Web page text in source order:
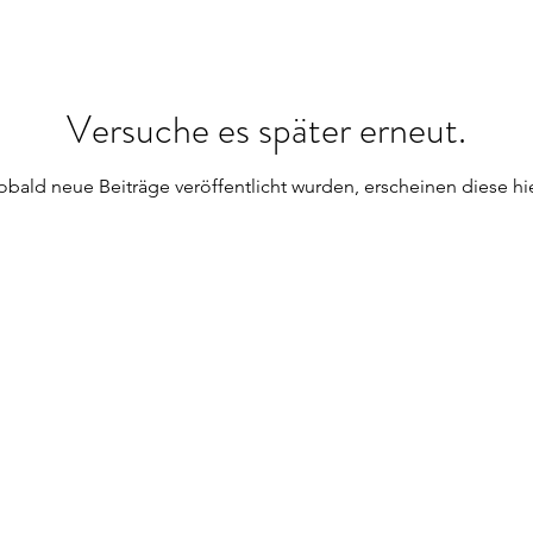
Versuche es später erneut.
neue Beiträge veröffentlicht wurden, erscheinen diese